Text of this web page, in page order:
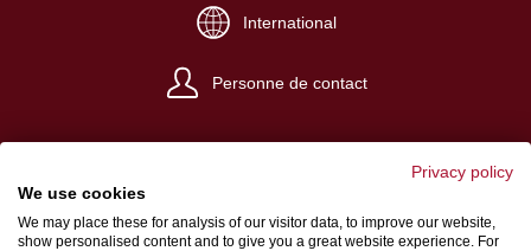
International
Personne de contact
Impressum
Privacy policy
We use cookies
We may place these for analysis of our visitor data, to improve our website,
show personalised content and to give you a great website experience. For